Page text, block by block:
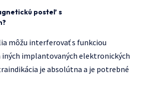
posteľ s
môžu interferovať s funkciou
implantovaných elektronických
je absolútna a je potrebné